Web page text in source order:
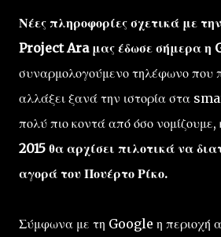
Νέες πληροφορίες σχετικά με
Project Ara μας έδωσε σήμερα η
συναρμολογούμενο τηλέφωνο που
αλλάξει ξανά την ιστορία στα
πολύ πιο κοντά από όσο νομίζουμε,
2015 θα αρχίσει πιλοτικά να
αγορά του Πουέρτο Ρίκο.
Σύμφωνα με τη Google η περιοχή